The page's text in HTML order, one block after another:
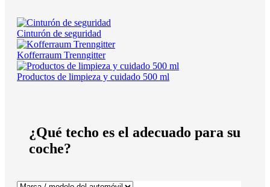
Cinturón de seguridad
Kofferraum Trenngitter
Productos de limpieza y cuidado 500 ml
¿Qué techo es el adecuado para su
coche?